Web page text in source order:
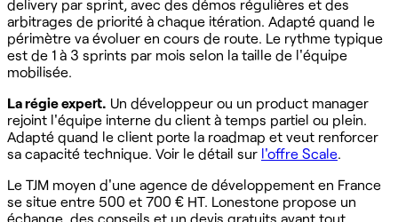
delivery par sprint, avec des démos régulières et des
arbitrages de priorité à chaque itération. Adapté quand le
périmètre va évoluer en cours de route. Le rythme typique
est de 1 à 3 sprints par mois selon la taille de l'équipe
mobilisée.
La régie expert. Un développeur ou un product manager
rejoint l'équipe interne du client à temps partiel ou plein.
Adapté quand le client porte la roadmap et veut renforcer
sa capacité technique. Voir le détail sur l'offre Scale.
Le TJM moyen d'une agence de développement en France
se situe entre 500 et 700 € HT. Lonestone propose un
échange, des conseils et un devis gratuits avant tout